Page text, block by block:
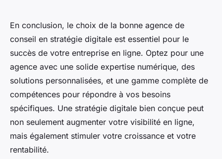
En conclusion, le choix de la bonne agence de
conseil en stratégie digitale est essentiel pour le
succès de votre entreprise en ligne. Optez pour une
agence avec une solide expertise numérique, des
solutions personnalisées, et une gamme complète de
compétences pour répondre à vos besoins
spécifiques. Une stratégie digitale bien conçue peut
non seulement augmenter votre visibilité en ligne,
mais également stimuler votre croissance et votre
rentabilité.